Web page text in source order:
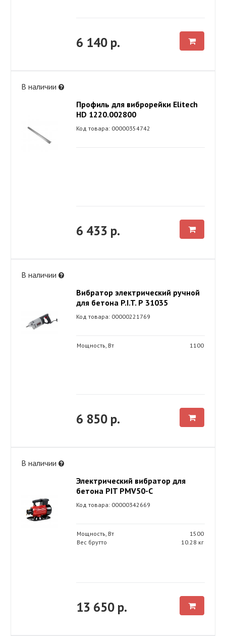
6 140 р.
В наличии
Профиль для виброрейки Elitech
HD 1220.002800
Код товара: 00000354742
6 433 р.
В наличии
Вибратор электрический ручной
для бетона P.I.T. Р 31035
Код товара: 00000221769
Мощность, Вт 1100
6 850 р.
В наличии
Электрический вибратор для
бетона PIT PMV50-C
Код товара: 00000342669
Мощность, Вт
1500
Вес брутто
10.28 кг
13 650 р.